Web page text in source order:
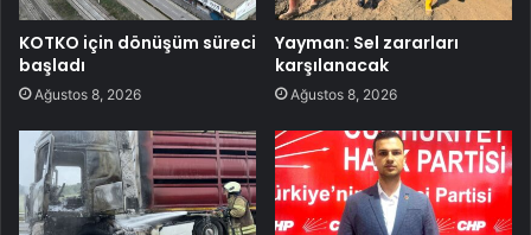
KOTKO için dönüşüm süreci
başladı
Ağustos 8, 2026
Yayman: Sel zararları
karşılanacak
Ağustos 8, 2026